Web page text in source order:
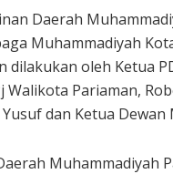
Daerah
Muhammadiyah
dilakukan oleh Ketua
Walikota Pariaman,
dan Ketua
Muhammadiyah